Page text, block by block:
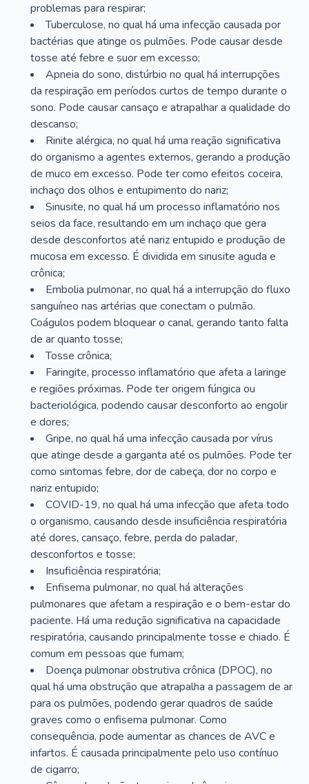
problemas para respirar;
Tuberculose, no qual há uma infecção causada por
bactérias que atinge os pulmões. Pode causar desde
tosse até febre e suor em excesso;
Apneia do sono, distúrbio no qual há interrupções
da respiração em períodos curtos de tempo durante o
sono. Pode causar cansaço e atrapalhar a qualidade do
descanso;
Rinite alérgica, no qual há uma reação significativa
do organismo a agentes externos, gerando a produção
de muco em excesso. Pode ter como efeitos coceira,
inchaço dos olhos e entupimento do nariz;
Sinusite, no qual há um processo inflamatório nos
seios da face, resultando em um inchaço que gera
desde desconfortos até nariz entupido e produção de
mucosa em excesso. É dividida em sinusite aguda e
crônica;
Embolia pulmonar, no qual há a interrupção do fluxo
sanguíneo nas artérias que conectam o pulmão.
Coágulos podem bloquear o canal, gerando tanto falta
de ar quanto tosse;
Tosse crônica;
Faringite, processo inflamatório que afeta a laringe
e regiões próximas. Pode ter origem fúngica ou
bacteriológica, podendo causar desconforto ao engolir
e dores;
Gripe, no qual há uma infecção causada por vírus
que atinge desde a garganta até os pulmões. Pode ter
como sintomas febre, dor de cabeça, dor no corpo e
nariz entupido;
COVID-19, no qual há uma infecção que afeta todo
o organismo, causando desde insuficiência respiratória
até dores, cansaço, febre, perda do paladar,
desconfortos e tosse;
Insuficiência respiratória;
Enfisema pulmonar, no qual há alterações
pulmonares que afetam a respiração e o bem-estar do
paciente. Há uma redução significativa na capacidade
respiratória, causando principalmente tosse e chiado. É
comum em pessoas que fumam;
Doença pulmonar obstrutiva crônica (DPOC), no
qual há uma obstrução que atrapalha a passagem de ar
para os pulmões, podendo gerar quadros de saúde
graves como o enfisema pulmonar. Como
consequência, pode aumentar as chances de AVC e
infartos. É causada principalmente pelo uso contínuo
de cigarro;